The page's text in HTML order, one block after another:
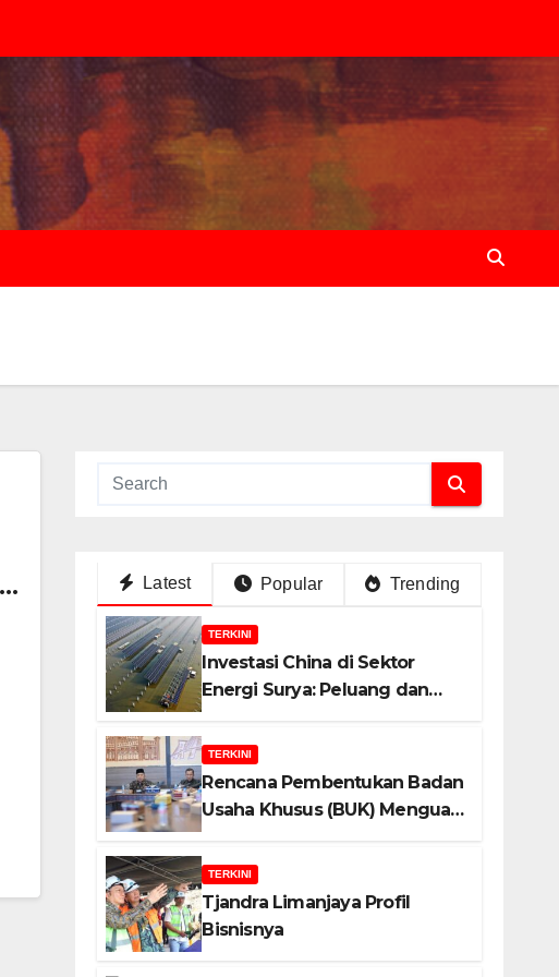
Latest Popular Trending
TERKINI
Investasi China di Sektor
Energi Surya: Peluang dan
TERKINI
Rencana Pembentukan Badan
Usaha Khusus (BUK) Menguat
Alasannya!
TERKINI
Tjandra Limanjaya Profil
Bisnisnya